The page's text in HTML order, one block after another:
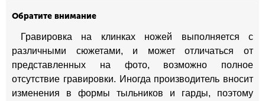
Обратите внимание
Гравировка на клинках ножей выполняется с
различными сюжетами, и может отличаться от
представленных на фото, возможно полное
отсутствие гравировки. Иногда производитель вносит
изменения в формы тыльников и гарды, поэтому